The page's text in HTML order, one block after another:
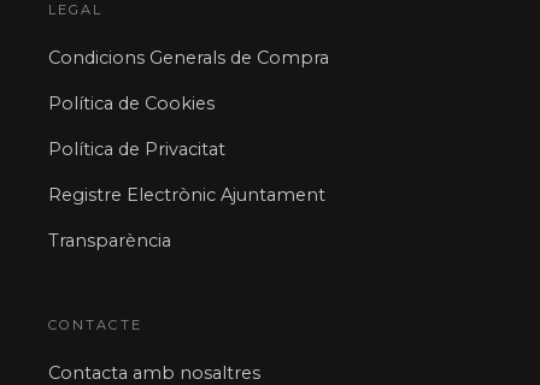
LEGAL
Condicions Generals de Compra
Política de Cookies
Política de Privacitat
Registre Electrònic Ajuntament
Transparència
CONTACTE
Contacta amb nosaltres